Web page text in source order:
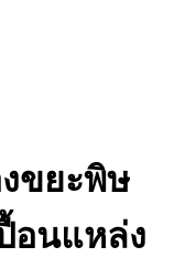
ขยะพิษ
อนแหล่ง